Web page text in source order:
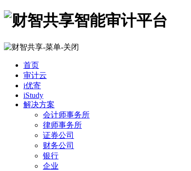
首页
审计云
i优寄
iStudy
解决方案
会计师事务所
律师事务所
证券公司
财务公司
银行
企业